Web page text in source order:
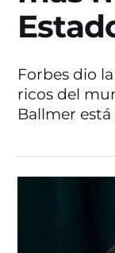
Forbes dio
ricos del
Ballmer